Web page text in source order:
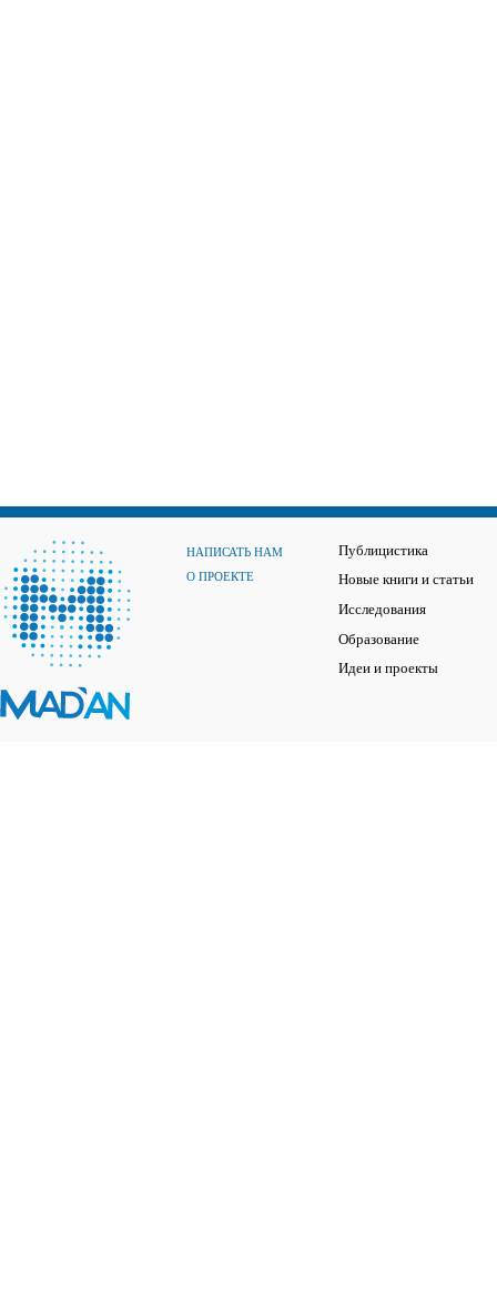
НАПИСАТЬ НАМ
О ПРОЕКТЕ
Публицистика
Новые книги и статьи
Исследования
Образование
Идеи и проекты